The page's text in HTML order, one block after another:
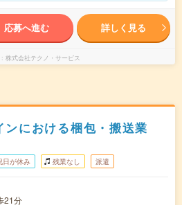
応募へ進む 詳しく見る
株式会社テクノ・サービス
における梱包・搬送業
日が休み 残業なし 派遣
21分